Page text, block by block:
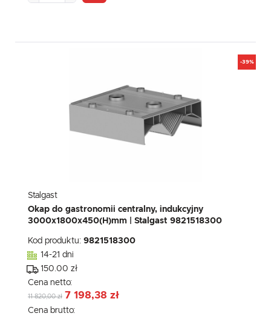
-39%
Stalgast
Okap do gastronomii centralny, indukcyjny
3000x1800x450(H)mm | Stalgast 9821518300
Kod produktu: 9821518300
14-21 dni
150.00 zł
Cena netto:
11 820,00 zł 7 198,38 zł
Cena brutto: